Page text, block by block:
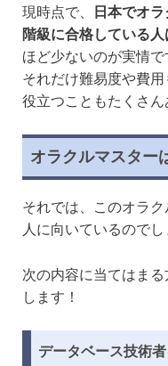
現時点で、
日本でオ
階級に合格している
ほど少ないのが実情で
それだけ難易度や費
役立つこともたくさん
オラクルマスター
それでは、このオラ
人に向いているのでし
次の内容に当てはま
します！
データベース技術